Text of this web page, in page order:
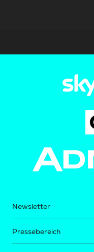
Newsletter
Pressebereich